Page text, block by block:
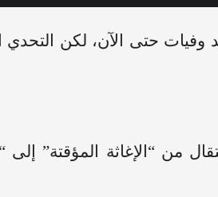
حتى الآن، لكن التحدي
من “الإغاثة المؤقتة” إلى